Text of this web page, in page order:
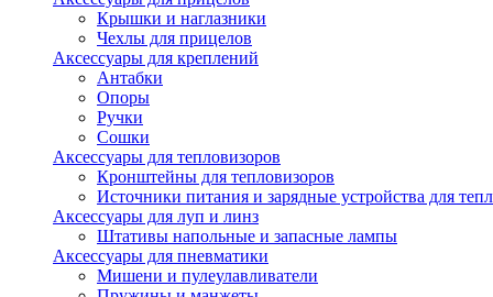
Крышки и наглазники
Чехлы для прицелов
Аксессуары для креплений
Антабки
Опоры
Ручки
Сошки
Аксессуары для тепловизоров
Кронштейны для тепловизоров
Источники питания и зарядные устройства для
Аксессуары для луп и линз
Штативы напольные и запасные лампы
Аксессуары для пневматики
Мишени и пулеулавливатели